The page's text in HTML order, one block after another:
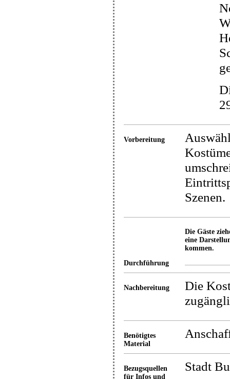
Vorbereitung
Szenen.
Durchführung
Die Gäste
eine
kommen.
Nachbereitung
Die
Benötigtes
Material
Bezugsquellen
für Infos und
Stadt